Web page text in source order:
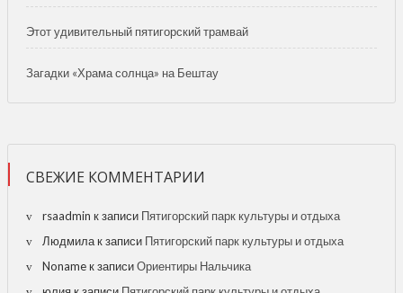
Этот удивительный пятигорский трамвай
Загадки «Храма солнца» на Бештау
СВЕЖИЕ КОММЕНТАРИИ
rsaadmin к записи Пятигорский парк культуры и отдыха
Людмилак записи Пятигорский парк культуры и отдыха
Nonameк записиОриентиры Нальчика